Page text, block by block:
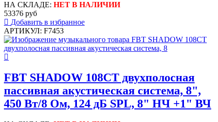
НА СКЛАДЕ: НЕТ В НАЛИЧИИ
53376 руб
Добавить в избранное
АРТИКУЛ: F7453
FBT SHADOW 108CT двухполосная
пассивная акустическая система, 8",
450 Вт/8 Ом, 124 дБ SPL, 8" НЧ +1" ВЧ